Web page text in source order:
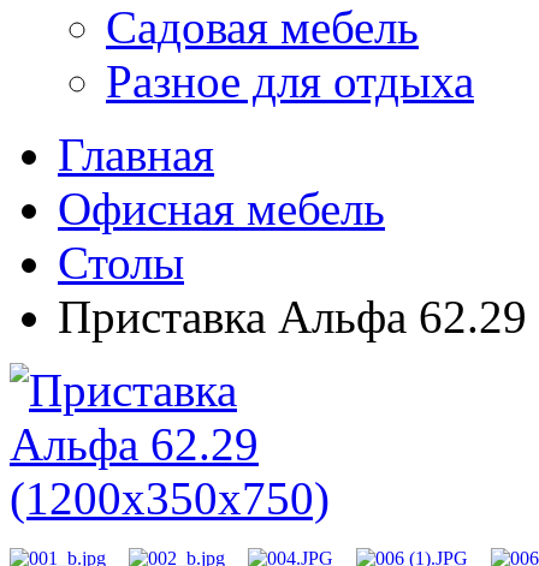
Садовая мебель
Разное для отдыха
Главная
Офисная мебель
Столы
Приставка Альфа